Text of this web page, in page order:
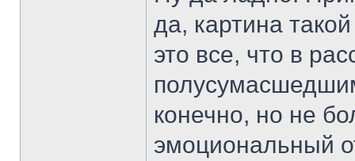
да, картина
это все, что в
конечно, но не
эмоциональный